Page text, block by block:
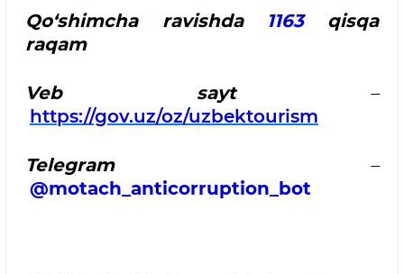
Qo‘shimcha ravishda 1163
qisqa
raqam
Veb sayt–
https://gov.uz/oz/uzbektourism
Telegram–
@motach_anticorruption_bot